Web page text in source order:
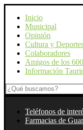
Inicio
Municipal
Opinión
Cultura y
Colaboradores
Amigos de los 600
Información
Teléfonos de
Farmacias de